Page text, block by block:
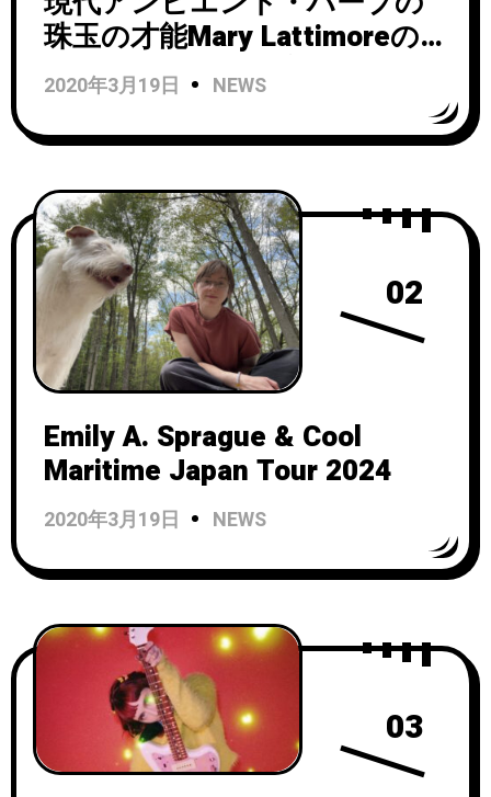
珠玉の才能Mary Lattimoreの
集大成レアリティ音源集
『Collected Pieces: 2015-
2020』がリリース決定！
2020年3月19日 NEWS
02
Emily A. Sprague & Cool
Maritime Japan Tour 2024
2020年3月19日 NEWS
03